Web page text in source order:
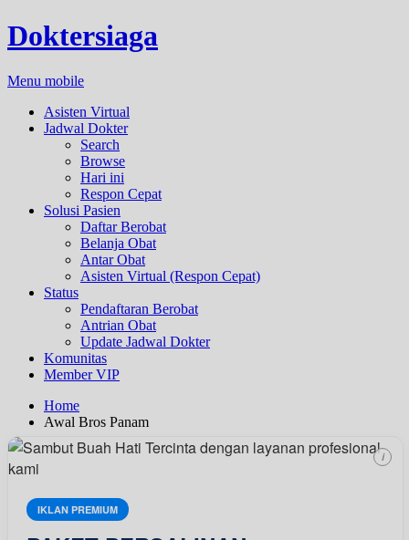
Doktersiaga
Menu mobile
Asisten Virtual
Jadwal Dokter
Search
Browse
Hari ini
Respon Cepat
Solusi Pasien
Daftar Berobat
Belanja Obat
Antar Obat
Asisten Virtual (Respon Cepat)
Status
Pendaftaran Berobat
Antrian Obat
Update Jadwal Dokter
Komunitas
Member VIP
Home
Awal Bros Panam
IKLAN PREMIUM
i